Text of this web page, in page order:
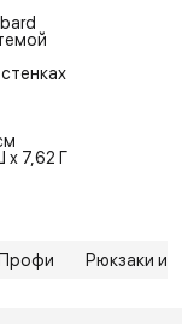
x 7,62 Г
Профи Рюкзаки и